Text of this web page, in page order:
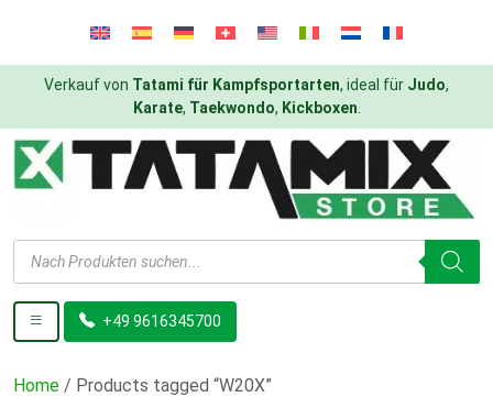
Verkauf von Tatami für Kampfsportarten, ideal für Judo,
Karate, Taekwondo, Kickboxen
Products
search
+49 9616345700
Home / Products tagged “W20X”